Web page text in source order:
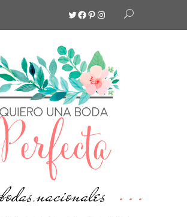
Twitter
Facebook
Pinterest
Instagram
bodas,nacionales